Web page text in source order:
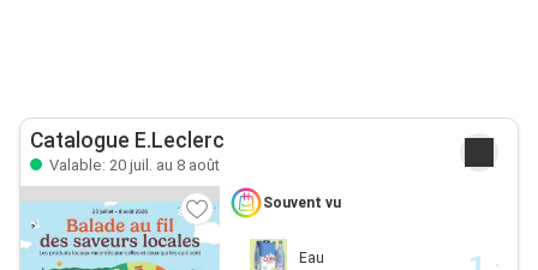
Catalogue E.Leclerc
Valable: 20 juil. au 8 août
Souvent vu
Eau